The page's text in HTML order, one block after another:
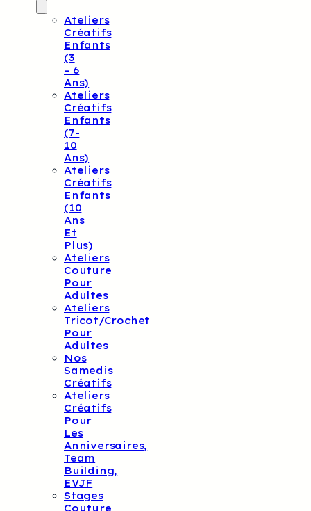
Ateliers
Créatifs
Enfants
(3
– 6
Ans)
Ateliers
Créatifs
Enfants
(7-
10
Ans)
Ateliers
Créatifs
Enfants
(10
Ans
Et
Plus)
Ateliers
Couture
Pour
Adultes
Ateliers
Tricot/crochet
Pour
Adultes
Nos
Samedis
Créatifs
Ateliers
Créatifs
Pour
Les
Anniversaires,
Team
Building,
EVJF
Stages
Couture